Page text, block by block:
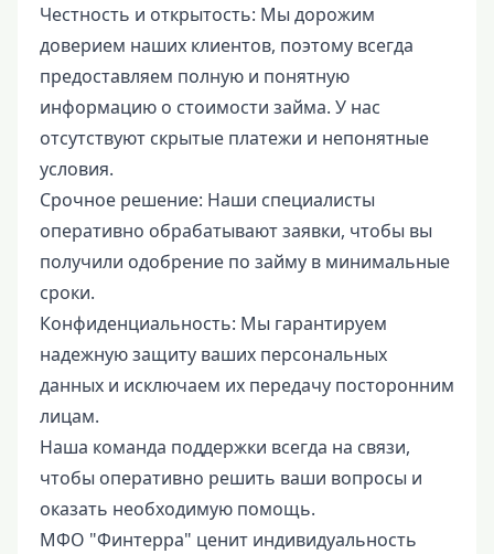
Честность и открытость: Мы дорожим
доверием наших клиентов, поэтому всегда
предоставляем полную и понятную
информацию о стоимости займа. У нас
отсутствуют скрытые платежи и непонятные
условия.
Срочное решение: Наши специалисты
оперативно обрабатывают заявки, чтобы вы
получили одобрение по займу в минимальные
сроки.
Конфиденциальность: Мы гарантируем
надежную защиту ваших персональных
данных и исключаем их передачу посторонним
лицам.
Наша команда поддержки всегда на связи,
чтобы оперативно решить ваши вопросы и
оказать необходимую помощь.
МФО "Финтерра" ценит индивидуальность